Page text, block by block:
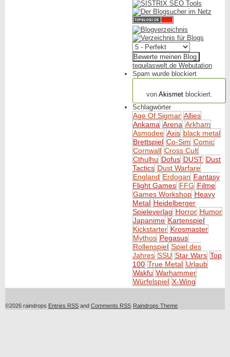
tequilaswelt.de Webutation
Spam wurde blockiert
von Akismetblockiert.
Schlagwörter
Age Of Sigmar Allies
Ankama Arena Arkham
Asmodee Axis black metal
Brettspiel Co-Sim Comic
Cornwall Cross Cult
Cthulhu Dofus DUST Dust
Tactics Dust Warfare
England Erdogan Fantasy
Flight Games FFG Filme
Games Workshop Heavy
Metal Heidelberger
Spieleverlag Horror Humor
Japanime Kartenspiel
Kickstarter Krosmaster
Mythos Pegasus
Rollenspiel Spiel des
Jahres SSU Star Wars Top
100 True Metal Urlaub
Wakfu Warhammer
Würfelspiel X-Wing
©2026 raindrops Entries RSS and Comments RSS Raindrops Theme